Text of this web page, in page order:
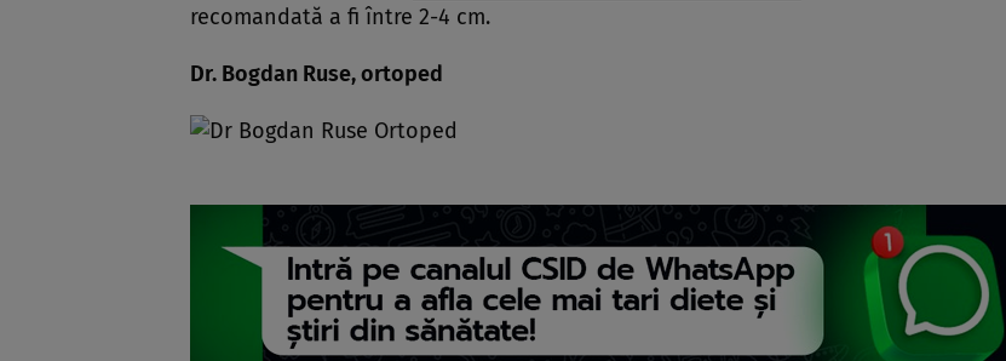
recomandată a fi între 2-4 cm.
Dr. Bogdan Ruse, ortoped